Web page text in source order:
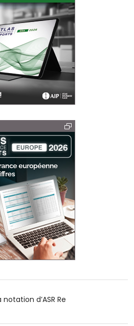
d’ASR Re